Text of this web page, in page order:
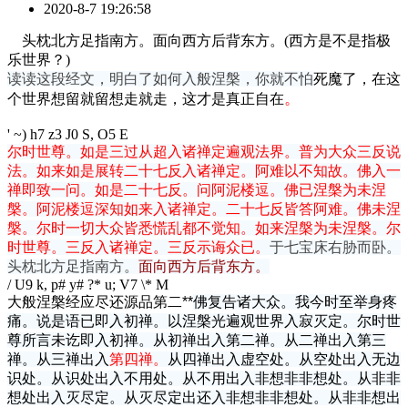
2020-8-7 19:26:58
头枕北方足指南方。面向西方后背东方。(西方是不是指极
乐世界？)
读读这段经文，明白了如何入般涅槃，你就不怕死魔了，在这
个世界想留就留想走就走，这才是真正自在。
' ~) h7 z3 J0 S, O5 E
尔时世尊。如是三过从超入诸禅定遍观法界。普为大众三反说
法。如来如是展转二十七反入诸禅定。阿难以不知故。佛入一
禅即致一问。如是二十七反。问阿泥楼逗。佛已涅槃为未涅
槃。阿泥楼逗深知如来入诸禅定。二十七反皆答阿难。佛未涅
槃。尔时一切大众皆悉慌乱都不觉知。如来涅槃为未涅槃。尔
时世尊。三反入诸禅定。三反示诲众已。 于七宝床右胁而卧。
头枕北方足指南方。 面向西方后背东方。
/ U9 k, p# y# ?* u; V7 \* M
大般涅槃经应尽还源品第二**佛复告诸大众。我今时至举身疼
痛。说是语已即入初禅。以涅槃光遍观世界入寂灭定。尔时世
尊所言未讫即入初禅。从初禅出入第二禅。从二禅出入第三
禅。从三禅出入第四禅。
从四禅出入虚空处。从空处出入无边
识处。从识处出入不用处。从不用出入非想非非想处。从非非
想处出入灭尽定。从灭尽定出还入非想非非想处。从非非想出